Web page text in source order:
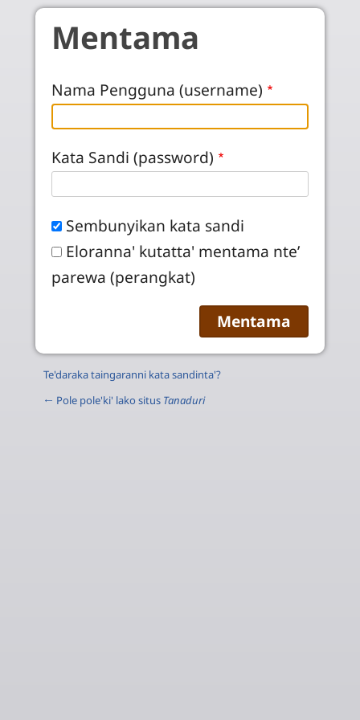
Skip to main content
Mentama
Nama Pengguna (username)
Kata Sandi (password)
Sembunyikan kata sandi
Eloranna' kutatta' mentama nte’
parewa (perangkat)
Te'daraka taingaranni kata sandinta'?
← Pole pole'ki' lako situs Tanaduri